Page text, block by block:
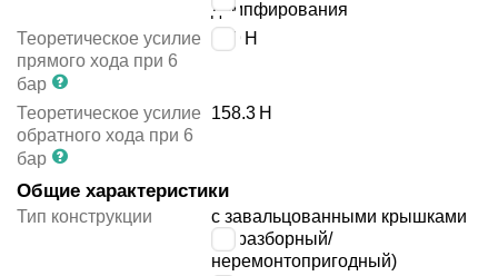
демпфирования
Теоретическое усилие
прямого хода при 6
бар
189 Н
Теоретическое усилие
обратного хода при 6
бар
158.3 Н
Общие характеристики
Тип конструкции
с завальцованными крышками
(неразборный/
неремонтопригодный)